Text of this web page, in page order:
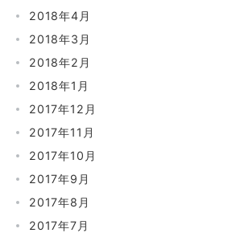
2018年4月
2018年3月
2018年2月
2018年1月
2017年12月
2017年11月
2017年10月
2017年9月
2017年8月
2017年7月